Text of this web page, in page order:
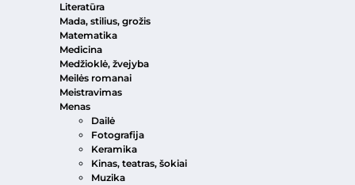
Literatūra
Mada, stilius, grožis
Matematika
Medicina
Medžioklė, žvejyba
Meilės romanai
Meistravimas
Menas
Dailė
Fotografija
Keramika
Kinas, teatras, šokiai
Muzika